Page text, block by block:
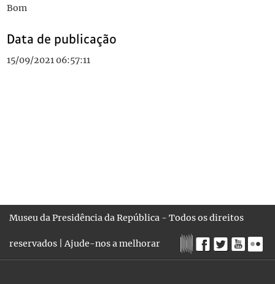
Bom
Data de publicação
15/09/2021 06:57:11
Museu da Presidência da República - Todos os direitos
reservados |Ajude-nos a melhorar